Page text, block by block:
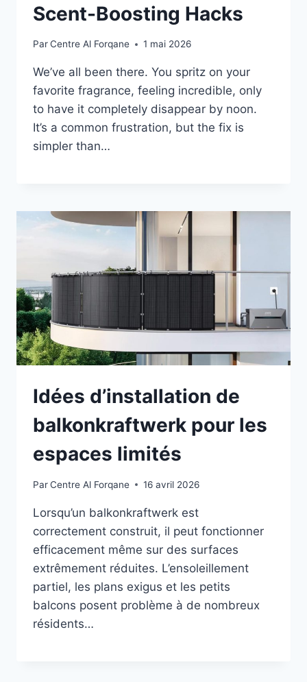
Scent-Boosting Hacks
ParCentre Al Forqane 1 mai 2026
We’ve all been there. You spritz on your
favorite fragrance, feeling incredible, only
to have it completely disappear by noon.
It’s a common frustration, but the fix is
simpler than…
Idées d’installation de
balkonkraftwerk pour les
espaces limités
ParCentre Al Forqane 16 avril 2026
Lorsqu’un balkonkraftwerk est
correctement construit, il peut fonctionner
efficacement même sur des surfaces
extrêmement réduites. L’ensoleillement
partiel, les plans exigus et les petits
balcons posent problème à de nombreux
résidents…